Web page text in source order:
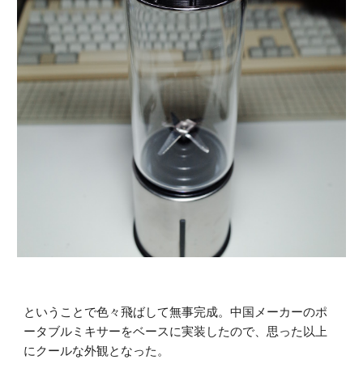
ということで色々飛ばして無事完成。中国メーカーのポ
ータブルミキサーをベースに実装したので、思った以上
にクールな外観となった。